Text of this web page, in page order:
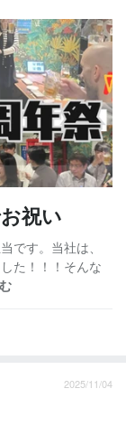
祝い
です。当社は、
た！！！そんな
2025/11/04